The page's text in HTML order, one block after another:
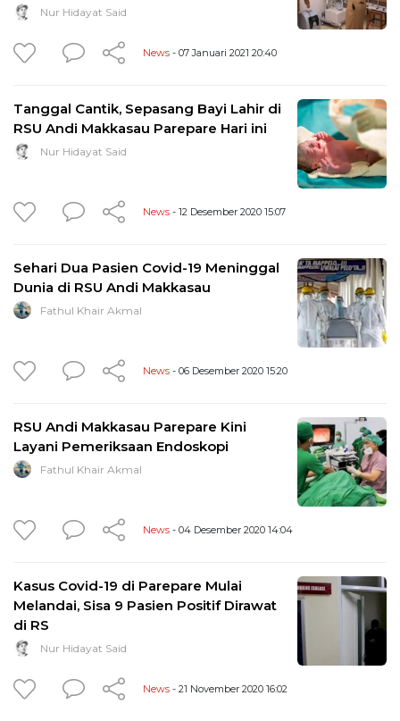
Nur Hidayat Said
News - 07 Januari 2021 20:40
Tanggal Cantik, Sepasang Bayi Lahir di
RSU Andi Makkasau Parepare Hari ini
Nur Hidayat Said
News - 12 Desember 2020 15:07
Sehari Dua Pasien Covid-19 Meninggal
Dunia di RSU Andi Makkasau
Fathul Khair Akmal
News - 06 Desember 2020 15:20
RSU Andi Makkasau Parepare Kini
Layani Pemeriksaan Endoskopi
Fathul Khair Akmal
News - 04 Desember 2020 14:04
Kasus Covid-19 di Parepare Mulai
Melandai, Sisa 9 Pasien Positif Dirawat
di RS
Nur Hidayat Said
News - 21 November 2020 16:02